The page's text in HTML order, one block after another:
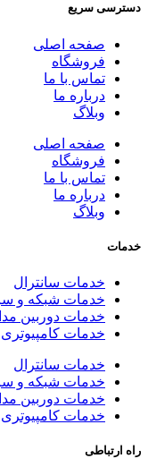
دسترسی سریع
صفحه اصلی
فروشگاه
تماس با ما
درباره ما
وبلاگ
صفحه اصلی
فروشگاه
تماس با ما
درباره ما
وبلاگ
خدمات
خدمات سانترال
خدمات شبکه و
خدمات دوربین
خدمات کامپیوتری
خدمات سانترال
خدمات شبکه و
خدمات دوربین
خدمات کامپیوتری
راه ارتباطی